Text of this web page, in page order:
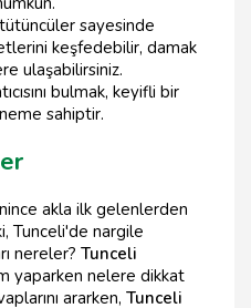
sayesinde
keşfedebilir, damak
ulaşabilirsiniz.
bulmak, keyifli bir
sahiptir.
akla ilk gelenlerden
Tunceli'de nargile
nereler? Tunceli
yaparken nelere dikkat
ararken, Tunceli